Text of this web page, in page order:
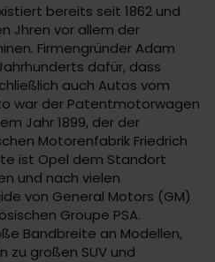
bereits seit 1862 und
Jhren vor allem der
Firmengründer Adam
dafür, dass
auch Autos vom
war der Patentmotorwagen
Jahr 1899, der der
Motorenfabrik Friedrich
ist Opel dem Standort
und nach vielen
von General Motors (GM)
Groupe PSA.
Bandbreite an Modellen,
zu großen SUV und